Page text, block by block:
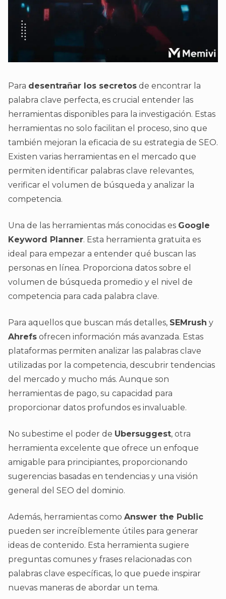
Para desentrañar los secretos de encontrar la
palabra clave perfecta, es crucial entender las
herramientas disponibles para la investigación. Estas
herramientas no solo facilitan el proceso, sino que
también mejoran la eficacia de su estrategia de SEO.
Existen varias herramientas en el mercado que
permiten identificar palabras clave relevantes,
verificar el volumen de búsqueda y analizar la
competencia.
Una de las herramientas más conocidas es Google
Keyword Planner. Esta herramienta gratuita es
ideal para empezar a entender qué buscan las
personas en línea. Proporciona datos sobre el
volumen de búsqueda promedio y el nivel de
competencia para cada palabra clave.
Para aquellos que buscan más detalles, SEMrush y
Ahrefs ofrecen información más avanzada. Estas
plataformas permiten analizar las palabras clave
utilizadas por la competencia, descubrir tendencias
del mercado y mucho más. Aunque son
herramientas de pago, su capacidad para
proporcionar datos profundos es invaluable.
No subestime el poder de Ubersuggest, otra
herramienta excelente que ofrece un enfoque
amigable para principiantes, proporcionando
sugerencias basadas en tendencias y una visión
general del SEO del dominio.
Además, herramientas como Answer the Public
pueden ser increíblemente útiles para generar
ideas de contenido. Esta herramienta sugiere
preguntas comunes y frases relacionadas con
palabras clave específicas, lo que puede inspirar
nuevas maneras de abordar un tema.